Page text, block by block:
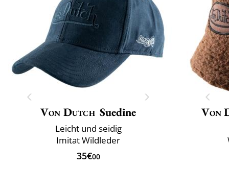
Von Dutch Suedine
Leicht und seidig
Imitat Wildleder
35€00
Von